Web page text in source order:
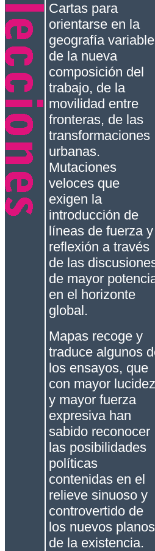
Cartas para
orientarse en la
geografía variable
de la nueva
composición del
trabajo, de la
movilidad entre
fronteras, de las
transformaciones
urbanas.
Mutaciones
veloces que
exigen la
introducción de
líneas de fuerza y
reflexión a través
de las
de mayor
en el horizonte
global.
Mapas recoge y
traduce algunos
los ensayos, que
con mayor lucidez
y mayor fuerza
expresiva han
sabido reconocer
las posibilidades
políticas
contenidas en el
relieve sinuoso y
controvertido de
los nuevos planos
de la existencia.